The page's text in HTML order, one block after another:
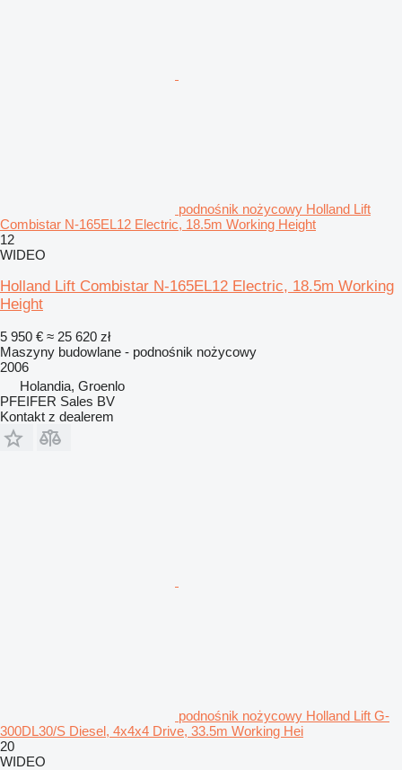
podnośnik nożycowy Holland Lift
Combistar N-165EL12 Electric, 18.5m Working Height
12
WIDEO
Holland Lift Combistar N-165EL12 Electric, 18.5m Working
Height
5 950 € ≈ 25 620 zł
Maszyny budowlane - podnośnik nożycowy
2006
Holandia, Groenlo
PFEIFER Sales BV
Kontakt z dealerem
podnośnik nożycowy Holland Lift G-
300DL30/S Diesel, 4x4x4 Drive, 33.5m Working Hei
20
WIDEO